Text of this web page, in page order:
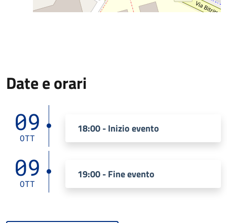
Date e orari
09
OTT
18:00 - Inizio evento
09
OTT
19:00 - Fine evento